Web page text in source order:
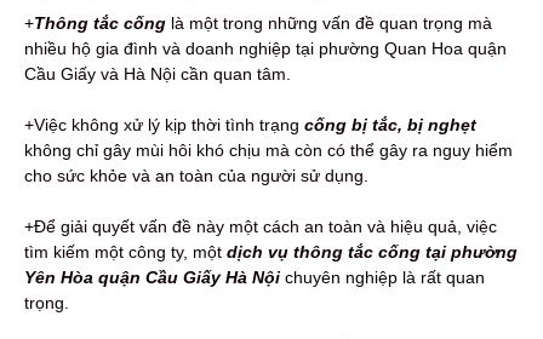
+Thông tắc cống là một trong những vấn đề quan trọng mà
nhiều hộ gia đình và doanh nghiệp tại phường Quan Hoa quận
Cầu Giấy và Hà Nội cần quan tâm.
+Việc không xử lý kịp thời tình trạng cống bị tắc, bị nghẹt
không chỉ gây mùi hôi khó chịu mà còn có thể gây ra nguy hiểm
cho sức khỏe và an toàn của người sử dụng.
+Để giải quyết vấn đề này một cách an toàn và hiệu quả, việc
tìm kiếm một công ty, một dịch vụ thông tắc cống tại phường
Yên Hòa quận Cầu Giấy Hà Nội chuyên nghiệp là rất quan
trọng.